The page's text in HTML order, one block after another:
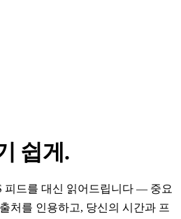
쉽게.
피드를 대신 읽어드립니다 — 중요
처를 인용하고, 당신의 시간과 프